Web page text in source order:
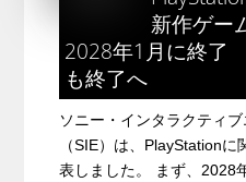
新作ゲー
2028年1月に終了
も終了へ
ソニー・インタラクティ
（SIE）は、PlayStation
表しました。 まず、2028